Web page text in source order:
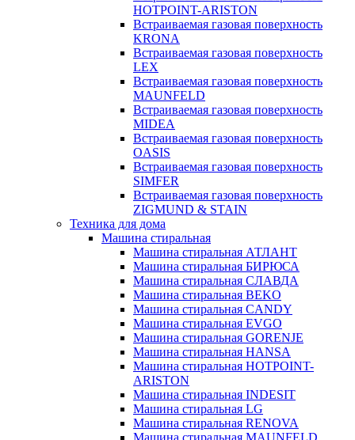
HOTPOINT-ARISTON
Встраиваемая газовая поверхность
KRONA
Встраиваемая газовая поверхность
LEX
Встраиваемая газовая поверхность
MAUNFELD
Встраиваемая газовая поверхность
MIDEA
Встраиваемая газовая поверхность
OASIS
Встраиваемая газовая поверхность
SIMFER
Встраиваемая газовая поверхность
ZIGMUND & STAIN
Техника для дома
Машина стиральная
Машина стиральная АТЛАНТ
Машина стиральная БИРЮСА
Машина стиральная СЛАВДА
Машина стиральная BEKO
Машина стиральная CANDY
Машина стиральная EVGO
Машина стиральная GORENJE
Машина стиральная HANSA
Машина стиральная HOTPOINT-
ARISTON
Машина стиральная INDESIT
Машина стиральная LG
Машина стиральная RENOVA
Машина стиральная MAUNFELD